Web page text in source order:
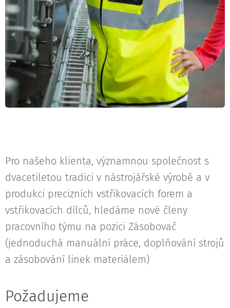
Pro našeho klienta, významnou společnost s
dvacetiletou tradici v nástrojářské výrobě a v
produkci precizních vstřikovacích forem a
vstřikovacích dílců, hledáme nové členy
pracovního týmu na pozici Zásobovač
(jednoduchá manuální práce, doplňování strojů
a zásobování linek materiálem)
Požadujeme